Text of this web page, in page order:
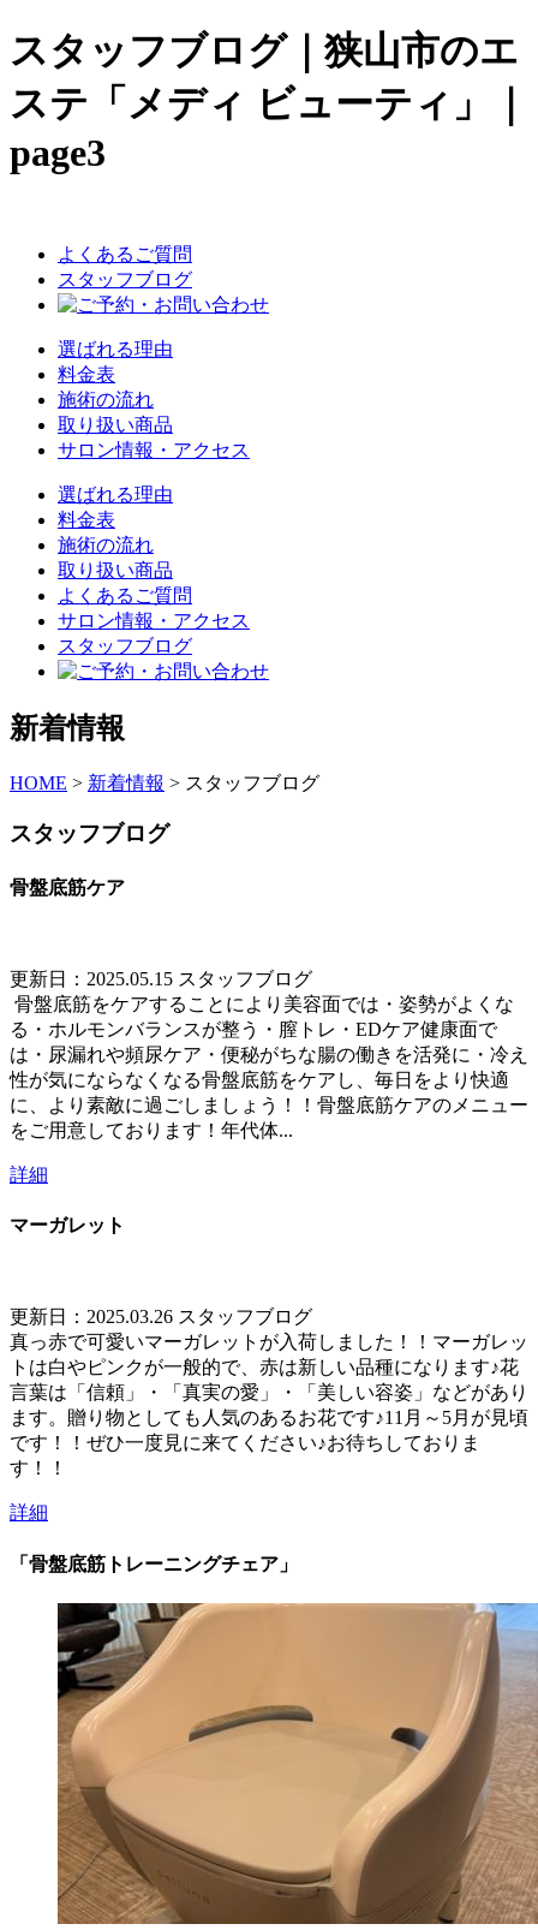
スタッフブログ｜狭山市のエ
ステ「メディ ビューティ」｜
page3
よくあるご質問
スタッフブログ
選ばれる理由
料金表
施術の流れ
取り扱い商品
サロン情報・アクセス
選ばれる理由
料金表
施術の流れ
取り扱い商品
よくあるご質問
サロン情報・アクセス
スタッフブログ
新着情報
HOME > 新着情報 > スタッフブログ
スタッフブログ
骨盤底筋ケア
更新日：2025.05.15 スタッフブログ
骨盤底筋をケアすることにより美容面では・姿勢がよくな
る・ホルモンバランスが整う・膣トレ・EDケア健康面で
は・尿漏れや頻尿ケア・便秘がちな腸の働きを活発に・冷え
性が気にならなくなる骨盤底筋をケアし、毎日をより快適
に、より素敵に過ごしましょう！！骨盤底筋ケアのメニュー
をご用意しております！年代体...
詳細
マーガレット
更新日：2025.03.26 スタッフブログ
真っ赤で可愛いマーガレットが入荷しました！！マーガレッ
トは白やピンクが一般的で、赤は新しい品種になります♪花
言葉は「信頼」・「真実の愛」・「美しい容姿」などがあり
ます。贈り物としても人気のあるお花です♪11月～5月が見頃
です！！ぜひ一度見に来てください♪お待ちしておりま
す！！
詳細
「骨盤底筋トレーニングチェア」